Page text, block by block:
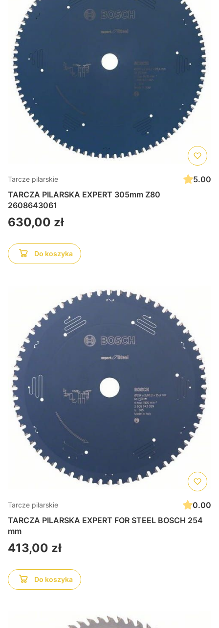
Tarcze pilarskie
5.00
TARCZA PILARSKA EXPERT 305mm Z80
2608643061
Cena
630,00 zł
Do koszyka
Tarcze pilarskie
0.00
TARCZA PILARSKA EXPERT FOR STEEL BOSCH 254
mm
Cena
413,00 zł
Do koszyka